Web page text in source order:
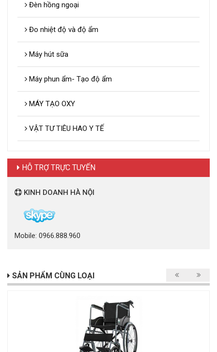
Đèn hồng ngoại
Đo nhiệt độ và độ ẩm
Máy hút sữa
Máy phun ẩm- Tạo độ ẩm
MÁY TẠO OXY
VẬT TƯ TIÊU HAO Y TẾ
HỖ TRỢ TRỰC TUYẾN
KINH DOANH HÀ NỘI
Mobile: 0966.888.960
SẢN PHẨM CÙNG LOẠI